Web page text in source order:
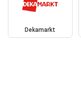
Dekamarkt